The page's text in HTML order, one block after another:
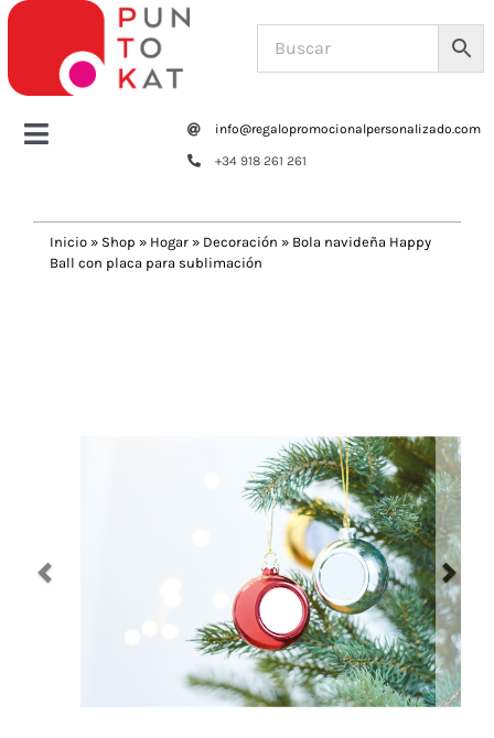
Saltar
contenido
Toggle
Tazas y botellas
Navidad 🎄 Invierno
Más Regalos
info@regalopromocionalpersonalizado.com
+34 918 261 261
Inicio » Shop » Hogar » Decoración » Bola navideña Happy
Ball con placa para sublimación